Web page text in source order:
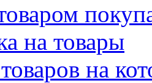
на товары
на